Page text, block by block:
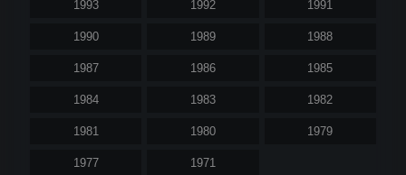
1993 1992 1991
1990 1989 1988
1987 1986 1985
1984 1983 1982
1981 1980 1979
1977 1971